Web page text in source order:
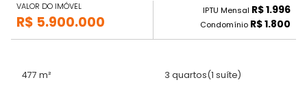
VALOR DO IMÓVEL
R$ 5.900.000
IPTU Mensal R$ 1.996
Condomínio R$ 1.800
477 m² 3 quartos(1 suíte)